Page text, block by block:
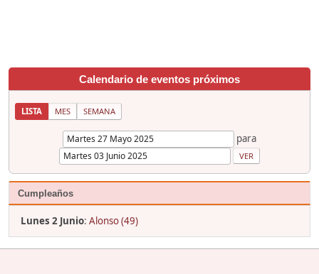
Calendario de eventos próximos
LISTA MES SEMANA
para
Cumpleaños
Lunes 2 Junio: Alonso (49)